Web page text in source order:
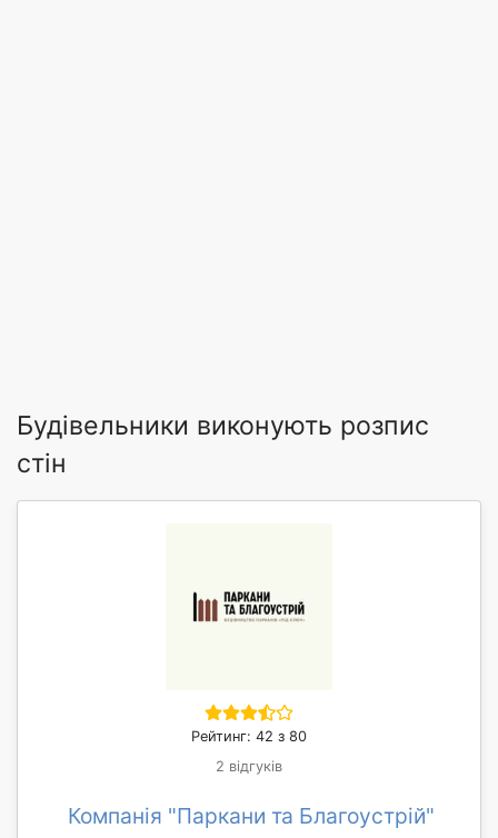
Будівельники виконують розпис
стін
Рейтинг: 42 з 80
2 відгуків
Компанія "Паркани та Благоустрій"